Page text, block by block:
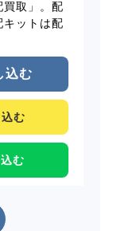
買取」。配
キットは配
込む
む
む